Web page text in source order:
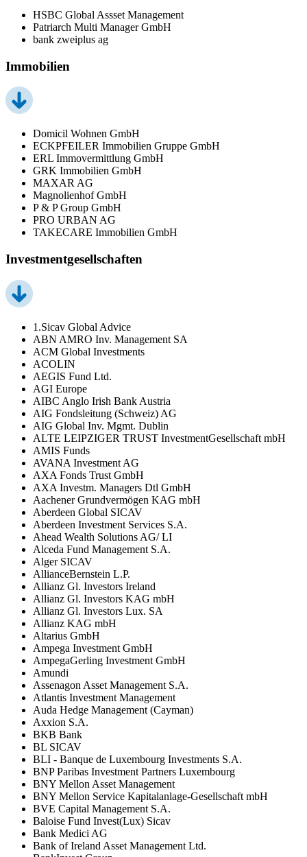
HSBC Global Assset Management
Patriarch Multi Manager GmbH
bank zweiplus ag
Immobilien
Domicil Wohnen GmbH
ECKPFEILER Immobilien Gruppe GmbH
ERL Immovermittlung GmbH
GRK Immobilien GmbH
MAXAR AG
Magnolienhof GmbH
P & P Group GmbH
PRO URBAN AG
TAKECARE Immobilien GmbH
Investmentgesellschaften
1.Sicav Global Advice
ABN AMRO Inv. Management SA
ACM Global Investments
ACOLIN
AEGIS Fund Ltd.
AGI Europe
AIBC Anglo Irish Bank Austria
AIG Fondsleitung (Schweiz) AG
AIG Global Inv. Mgmt. Dublin
ALTE LEIPZIGER TRUST InvestmentGesellschaft mbH
AMIS Funds
AVANA Investment AG
AXA Fonds Trust GmbH
AXA Investm. Managers Dtl GmbH
Aachener Grundvermögen KAG mbH
Aberdeen Global SICAV
Aberdeen Investment Services S.A.
Ahead Wealth Solutions AG/ LI
Alceda Fund Management S.A.
Alger SICAV
AllianceBernstein L.P.
Allianz Gl. Investors Ireland
Allianz Gl. Investors KAG mbH
Allianz Gl. Investors Lux. SA
Allianz KAG mbH
Altarius GmbH
Ampega Investment GmbH
AmpegaGerling Investment GmbH
Amundi
Assenagon Asset Management S.A.
Atlantis Investment Management
Auda Hedge Management (Cayman)
Axxion S.A.
BKB Bank
BL SICAV
BLI - Banque de Luxembourg Investments S.A.
BNP Paribas Investment Partners Luxembourg
BNY Mellon Asset Management
BNY Mellon Service Kapitalanlage-Gesellschaft mbH
BVE Capital Management S.A.
Baloise Fund Invest(Lux) Sicav
Bank Medici AG
Bank of Ireland Asset Management Ltd.